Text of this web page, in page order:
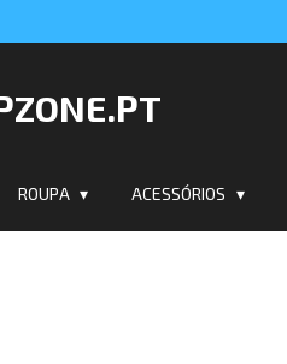
ROUPA ACESSÓRIOS